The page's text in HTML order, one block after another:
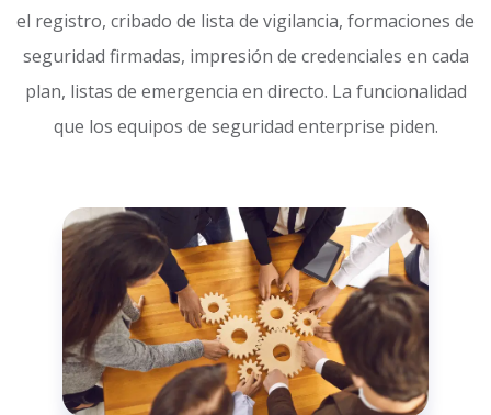
el registro, cribado de lista de vigilancia, formaciones de
seguridad firmadas, impresión de credenciales en cada
plan, listas de emergencia en directo. La funcionalidad
que los equipos de seguridad enterprise piden.